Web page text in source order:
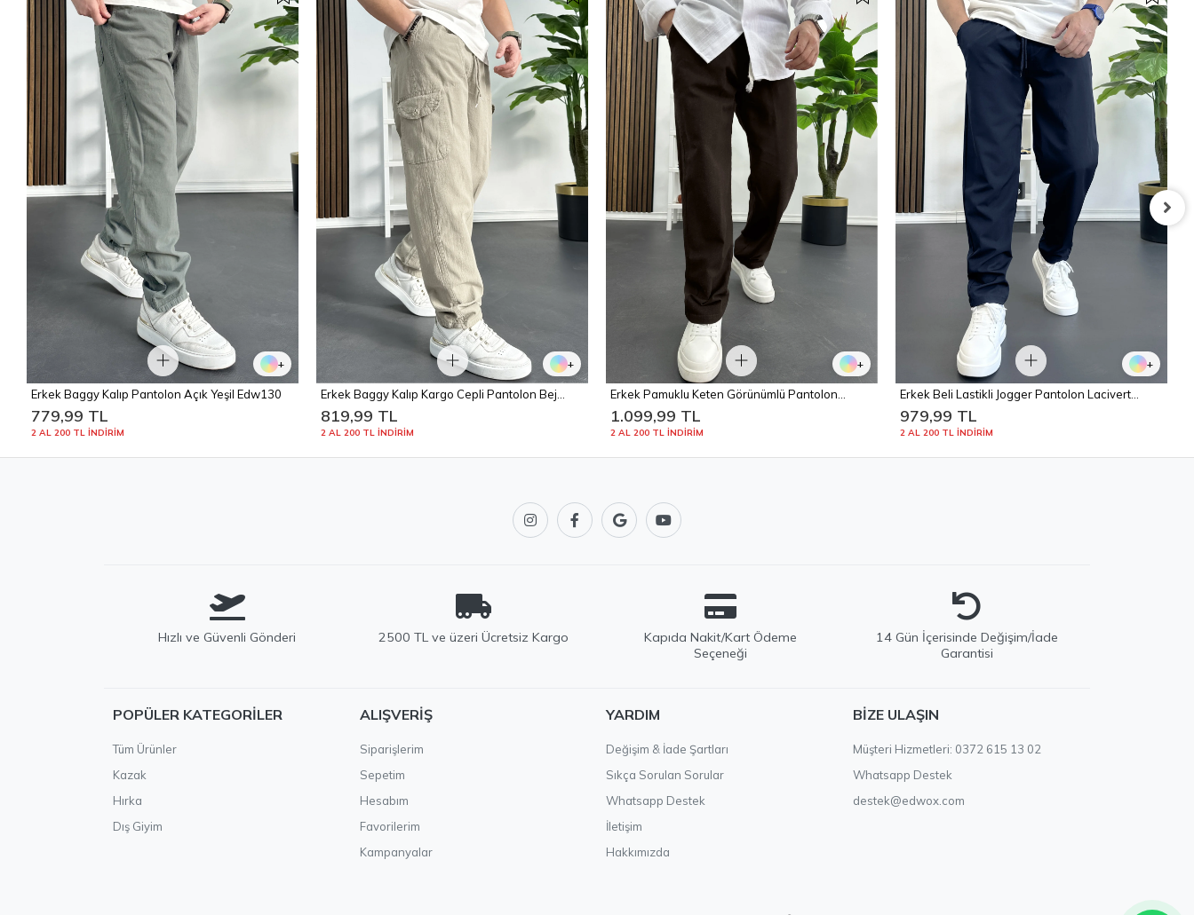
Genellikle birkaç dakika içinde yanıtlıyoruz
+
Erkek Baggy Kalıp Pantolon Açık Yeşil Edw130
779,99 TL
2 AL 200 TL İNDİRİM
+
Erkek Baggy Kalıp Kargo Cepli Pantolon Bej
819,99 TL
2 AL 200 TL İNDİRİM
+
Erkek Pamuklu Keten Görünümlü Pantolon
1.099,99 TL
2 AL 200 TL İNDİRİM
+
Erkek Beli Lastikli Jogger Pantolon Lacivert
979,99 TL
2 AL 200 TL İNDİRİM
Hızlı ve Güvenli Gönderi 2500 TL ve üzeri Ücretsiz Kargo
Kapıda Nakit/Kart Ödeme
Seçeneği
14 Gün İçerisinde Değişim/İade
Garantisi
POPÜLER KATEGORILER
Tüm Ürünler
Kazak
Hırka
Dış Giyim
ALIŞVERIŞ
Siparişlerim
Sepetim
Hesabım
Favorilerim
Kampanyalar
YARDIM
Değişim & İade Şartları
Sıkça Sorulan Sorular
Whatsapp Destek
İletişim
Hakkımızda
BIZE ULAŞIN
Müşteri Hizmetleri: 0372 615 13 02
Whatsapp Destek
destek@edwox.com